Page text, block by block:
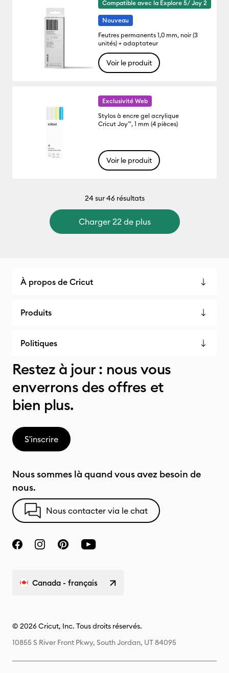
Compatible avec la Explore 5/ Joy 2
Nouveau
Feutres permanents 1,0 mm, noir (3
unités) + adaptateur
Voir le produit
Exclusivité Web
Stylos à encre gel acrylique
Cricut Joy™, 1 mm (4 pièces)
Voir le produit
24sur 46 résultats
Charger 22 de plus
À propos de Cricut
Produits
Politiques
Restez à jour : nous vous
enverrons des offres et
bien plus.
S'inscrire
Nous sommes là quand vous avez besoin de
nous.
Nous contacter via le chat
Canada - français
© 2026 Cricut, Inc. Tous droits réservés.
10855 S River Front Pkwy, South Jordan, UT 84095